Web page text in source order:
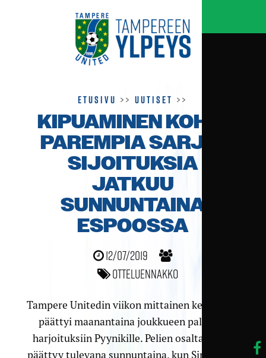
Etusivu >>Uutiset >>
KIPUAMINEN KOHTI
PAREMPIA SARJA­
SIJOITUKSIA
JATKUU
SUNNUNTAINA
ESPOOSSA
12/07/2019
Otteluennakko
Tampere Unitedin viikon mittainen kesätauko
päättyi maanantaina joukkueen palattua
harjoituksiin Pyynikille. Pelien osalta tauko
päättyy tulevana sunnuntaina, kun Sinipaidat